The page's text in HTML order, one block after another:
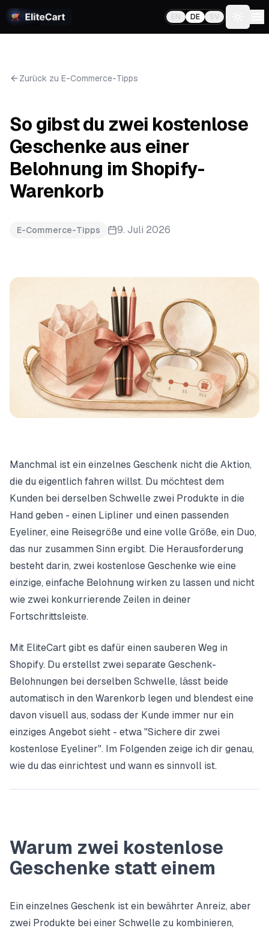
EN DE SV
Zurück zu E-Commerce-Tipps
So gibst du zwei kostenlose
Geschenke aus einer
Belohnung im Shopify-
Warenkorb
E-Commerce-Tipps 9. Juli 2026
Manchmal ist ein einzelnes Geschenk nicht die Aktion,
die du eigentlich fahren willst. Du möchtest dem
Kunden bei derselben Schwelle zwei Produkte in die
Hand geben - einen Lipliner und einen passenden
Eyeliner, eine Reisegröße und eine volle Größe, ein Duo,
das nur zusammen Sinn ergibt. Die Herausforderung
besteht darin, zwei kostenlose Geschenke wie eine
einzige, einfache Belohnung wirken zu lassen und nicht
wie zwei konkurrierende Zeilen in deiner
Fortschrittsleiste.
Mit EliteCart gibt es dafür einen sauberen Weg in
Shopify. Du erstellst zwei separate Geschenk-
Belohnungen bei derselben Schwelle, lässt beide
automatisch in den Warenkorb legen und blendest eine
davon visuell aus, sodass der Kunde immer nur ein
einziges Angebot sieht - etwa "Sichere dir zwei
kostenlose Eyeliner". Im Folgenden zeige ich dir genau,
wie du das einrichtest und wann es sinnvoll ist.
Warum zwei kostenlose
Geschenke statt einem
Ein einzelnes Geschenk ist ein bewährter Anreiz, aber
zwei Produkte bei einer Schwelle zu kombinieren,